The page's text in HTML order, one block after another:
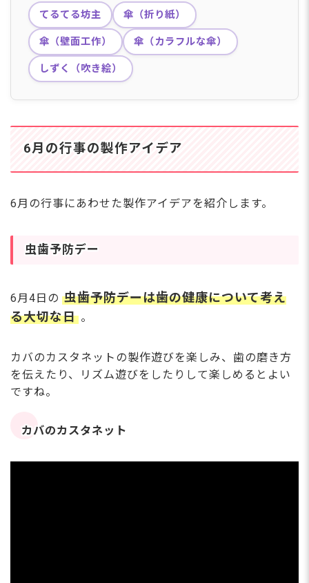
てるてる坊主 傘（折り紙）
傘（壁面工作） 傘（カラフルな傘）
しずく（吹き絵）
6月の行事の製作アイデア
6月の行事にあわせた製作アイデアを紹介します。
虫歯予防デー
6月4日の 虫歯予防デーは歯の健康について考え
る大切な日 。
カバのカスタネットの製作遊びを楽しみ、歯の磨き方
を伝えたり、リズム遊びをしたりして楽しめるとよい
ですね。
カバのカスタネット